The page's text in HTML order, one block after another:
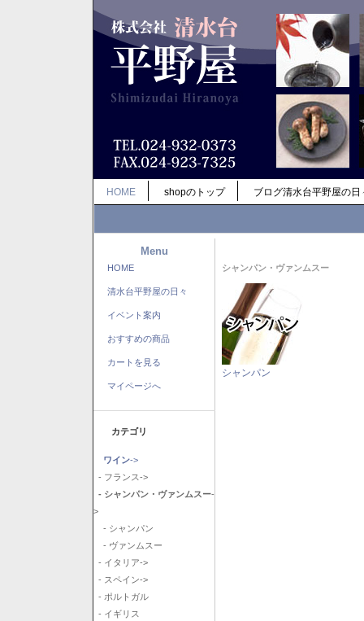
HOME shopのトップ ブログ清水台平野屋の日
Menu
HOME
清水台平野屋の日々
イベント案内
おすすめの商品
カートを見る
マイページへ
カテゴリ
ワイン->
- フランス->
- シャンパン・ヴァンムスー-
>
- シャンパン
- ヴァンムスー
- イタリア->
- スペイン->
- ポルトガル
- イギリス
シャンパン・ヴァンムスー
シャンパン